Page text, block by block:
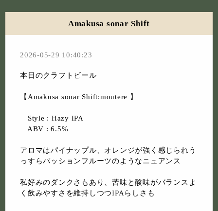
Amakusa sonar Shift
2026-05-29 10:40:23
本日のクラフトビール
【Amakusa sonar Shift:moutere 】
Style : Hazy IPA
ABV : 6.5%
アロマはパイナップル、オレンジが強く感じられう
っすらパッションフルーツのようなニュアンス
私好みのダンクさもあり、苦味と酸味がバランスよ
く飲みやすさを維持しつつIPAらしさも